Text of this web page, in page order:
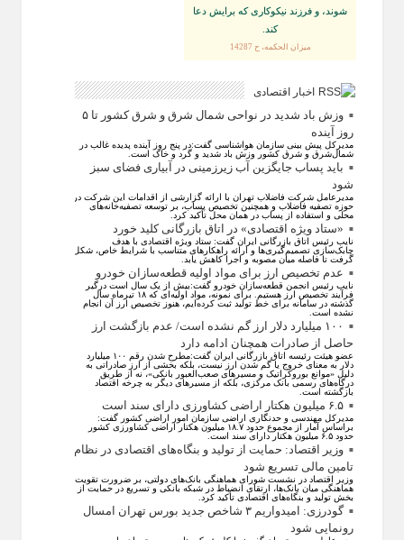
شوند، و فرزند نيكوكارى كه برايش دعا
كند.
ميزان الحكمه، ح 14287
اخبار اقتصادی
وزش باد شدید در نواحی شمال شرق و شرق کشور تا ۵
روز آینده
مدیرکل پیش بینی سازمان هواشناسی گفت:در پنج روز آینده پدیده غالب در
شمال‌شرق و شرق کشور وزش باد شدید و گرد و خاک است.
باید پساب جایگزین آب‌ زیرزمینی در آبیاری فضای سبز
شود
مدیرعامل شرکت فاضلاب تهران با ارائه گزارشی از اقدامات این شرکت در
حوزه تصفیه فاضلاب و همچنین تخصیص پساب، بر توسعه تصفیه‌خانه‌های
محلی و استفاده از پساب در همان محل تأکید کرد.
«ستاد ویژه اقتصادی» در اتاق بازرگانی کلید خورد
نایب رئیس اتاق بازرگانی ایران گفت: ستاد ویژه اقتصادی با هدف
چابک‌سازی تصمیم‌گیری‌ها و ارائه راهکار‌های متناسب با شرایط خاص، شکل
گرفت تا فاصله میان مصوبه و اجرا کاهش یابد.
عدم تخصیص ارز برای مواد اولیه قطعه‌سازان خودرو
نایب رئیس انجمن قطعه‌سازان خودرو گفت:بیش از یک سال است درگیر
فرآیند تخصیص ارز هستیم. برای نمونه، مواد اولیه‌ای که ۱۸ تیرماه سال
گذشته در سامانه برای خط تولید ثبت کرده‌ایم، هنوز تخصیص ارز آن انجام
نشده است.
۱۰۰ میلیارد دلار ارز گم نشده است/ عدم بازگشت ارز
حاصل از صادرات همچنان ادامه دارد
عضو هیئت رئیسه اتاق بازرگانی ایران گفت:مطرح شدن رقم ۱۰۰ میلیارد
دلار به معنای خروج یا گم شدن ارز نیست، بلکه بخشی از ارز صادراتی به
دلیل «موانع بوروکراتیک و مسیر‌های صعب‌العبور بانکی»، نه از طریق
درگاه‌های رسمی بانک مرکزی، بلکه از مسیر‌های دیگر به چرخه اقتصاد
بازگشته است.
۶.۵ میلیون هکتار اراضی کشاورزی دارای سند است
مدیرکل مهندسی و حدنگاری اراضی سازمان امور اراضی کشور گفت:
براساس آمار از مجموع حدود ۱۸.۷ میلیون هکتار اراضی کشاورزی کشور
حدود ۶.۵ میلیون هکتار دارای سند است.
وزیر اقتصاد: حمایت از تولید و بنگاه‌های اقتصادی در نظام
تامین مالی تسریع شود
وزیر اقتصاد در نشست شورای هماهنگی بانک‌های دولتی، بر ضرورت تقویت
هماهنگی میان بانک‌ها، ارتقای انضباط در شبکه بانکی و تسریع در حمایت از
بخش تولید و بنگاه‌های اقتصادی تأکید کرد.
گودرزی: امیدواریم ۳ شاخص جدید بورس تهران امسال
رونمایی شود